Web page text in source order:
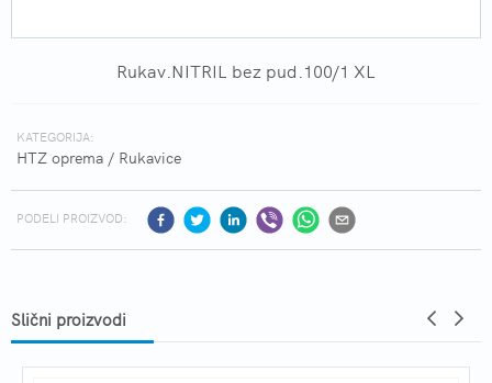
Rukav.NITRIL bez pud.100/1 XL
KATEGORIJA:
HTZ oprema / Rukavice
PODELI PROIZVOD:
Slični proizvodi